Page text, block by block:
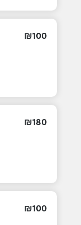
₪100
₪180
₪100